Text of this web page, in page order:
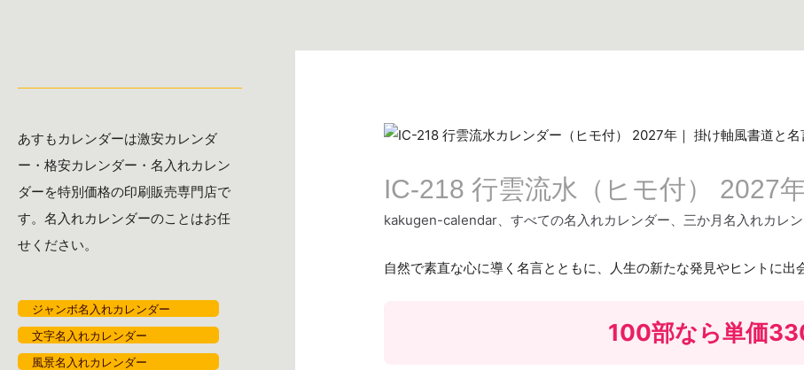
あすもカレンダーは激安カレンダ
ー・格安カレンダー・名入れカレン
ダーを特別価格の印刷販売専門店で
す。名入れカレンダーのことはお任
せください。
ジャンボ名入れカレンダー
文字名入れカレンダー
風景名入れカレンダー
IC-218 行雲流水（ヒモ付） 2027
kakugen-calendar すべての名入れカレンダー 三か月名入れカレ
自然で素直な心に導く名言とともに、人生の新たな発見やヒントに出
100部なら単価